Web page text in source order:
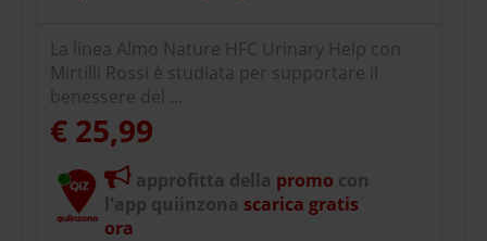
La linea Almo Nature HFC Urinary Help con
Mirtilli Rossi è studiata per supportare il
benessere del ...
€ 25,99
approfitta della promo con
l'app quiinzona scarica gratis
ora